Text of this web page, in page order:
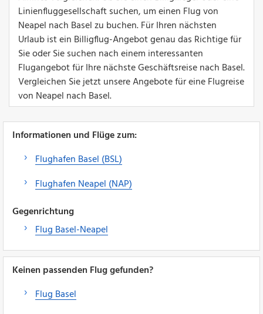
Linienfluggesellschaft suchen, um einen Flug von
Neapel nach Basel zu buchen. Für Ihren nächsten
Urlaub ist ein Billigflug-Angebot genau das Richtige für
Sie oder Sie suchen nach einem interessanten
Flugangebot für Ihre nächste Geschäftsreise nach Basel.
Vergleichen Sie jetzt unsere Angebote für eine Flugreise
von Neapel nach Basel.
Informationen und Flüge zum:
Flughafen Basel (BSL)
Flughafen Neapel (NAP)
Gegenrichtung
Flug Basel-Neapel
Keinen passenden Flug gefunden?
Flug Basel